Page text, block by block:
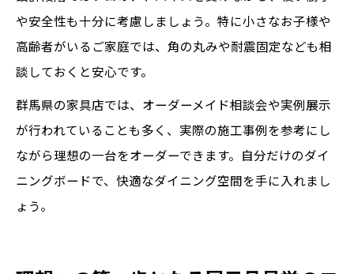
や安全性も十分に考慮しましょう。特に小さなお子様や
高齢者がいるご家庭では、角の丸みや耐震固定なども相
談しておくと安心です。
群馬県の家具店では、オーダーメイド相談会や実例展示
が行われていることも多く、実際の施工事例を参考にし
ながら理想の一台をオーダーできます。自分だけのダイ
ニングボードで、快適なダイニング空間を手に入れまし
ょう。